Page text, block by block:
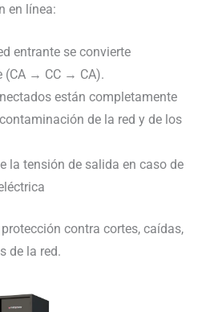
en línea:
entrante se convierte
(CA → CC → CA).
están completamente
de la red y de los
la tensión de salida en caso de
contra cortes, caídas,
de la red.